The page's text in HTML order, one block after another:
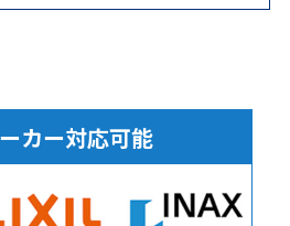
カー対応可能